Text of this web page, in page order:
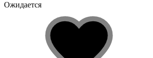
Ожидается